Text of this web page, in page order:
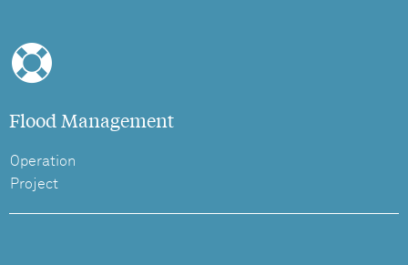
Flood Management
Operation
Project